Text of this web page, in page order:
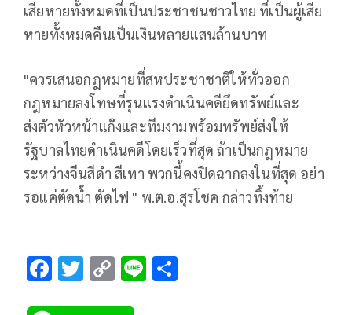
เสียหายทั้งหมดที่เป็นประชาชนชาวไทย ที่เป็นผู้เสีย
หายทั้งหมดคืนเป็นเงินหลายแสนล้านบาท
"ควรเสนอกฎหมายที่สหประชาชาติให้ทั่วออก
กฎหมายลงโทษที่รุนแรงดำเนินคดียึดทรัพย์และ
ส่งตัวหัวหน้าแก๊งและทีมงามพร้อมทรัพย์ส่งให้
รัฐบาลไทยดำเนินคดีโดยเร็วที่สุด ถ้าเป็นกฎหมาย
ระหว่างจีนสีดำ สีเทา พวกนี้คงปิดฉากลงในที่สุด อย่า
รอแค่ตัดน้ำ ตัดไฟ " พ.ต.อ.สุรโชค กล่าวทิ้งท้าย
F T C Li